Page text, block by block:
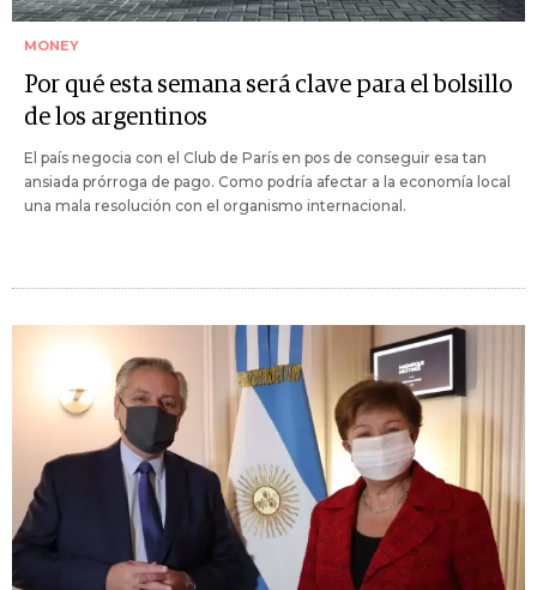
MONEY
Por qué esta semana será clave para el bolsillo
de los argentinos
El país negocia con el Club de París en pos de conseguir esa tan
ansiada prórroga de pago. Como podría afectar a la economía local
una mala resolución con el organismo internacional.